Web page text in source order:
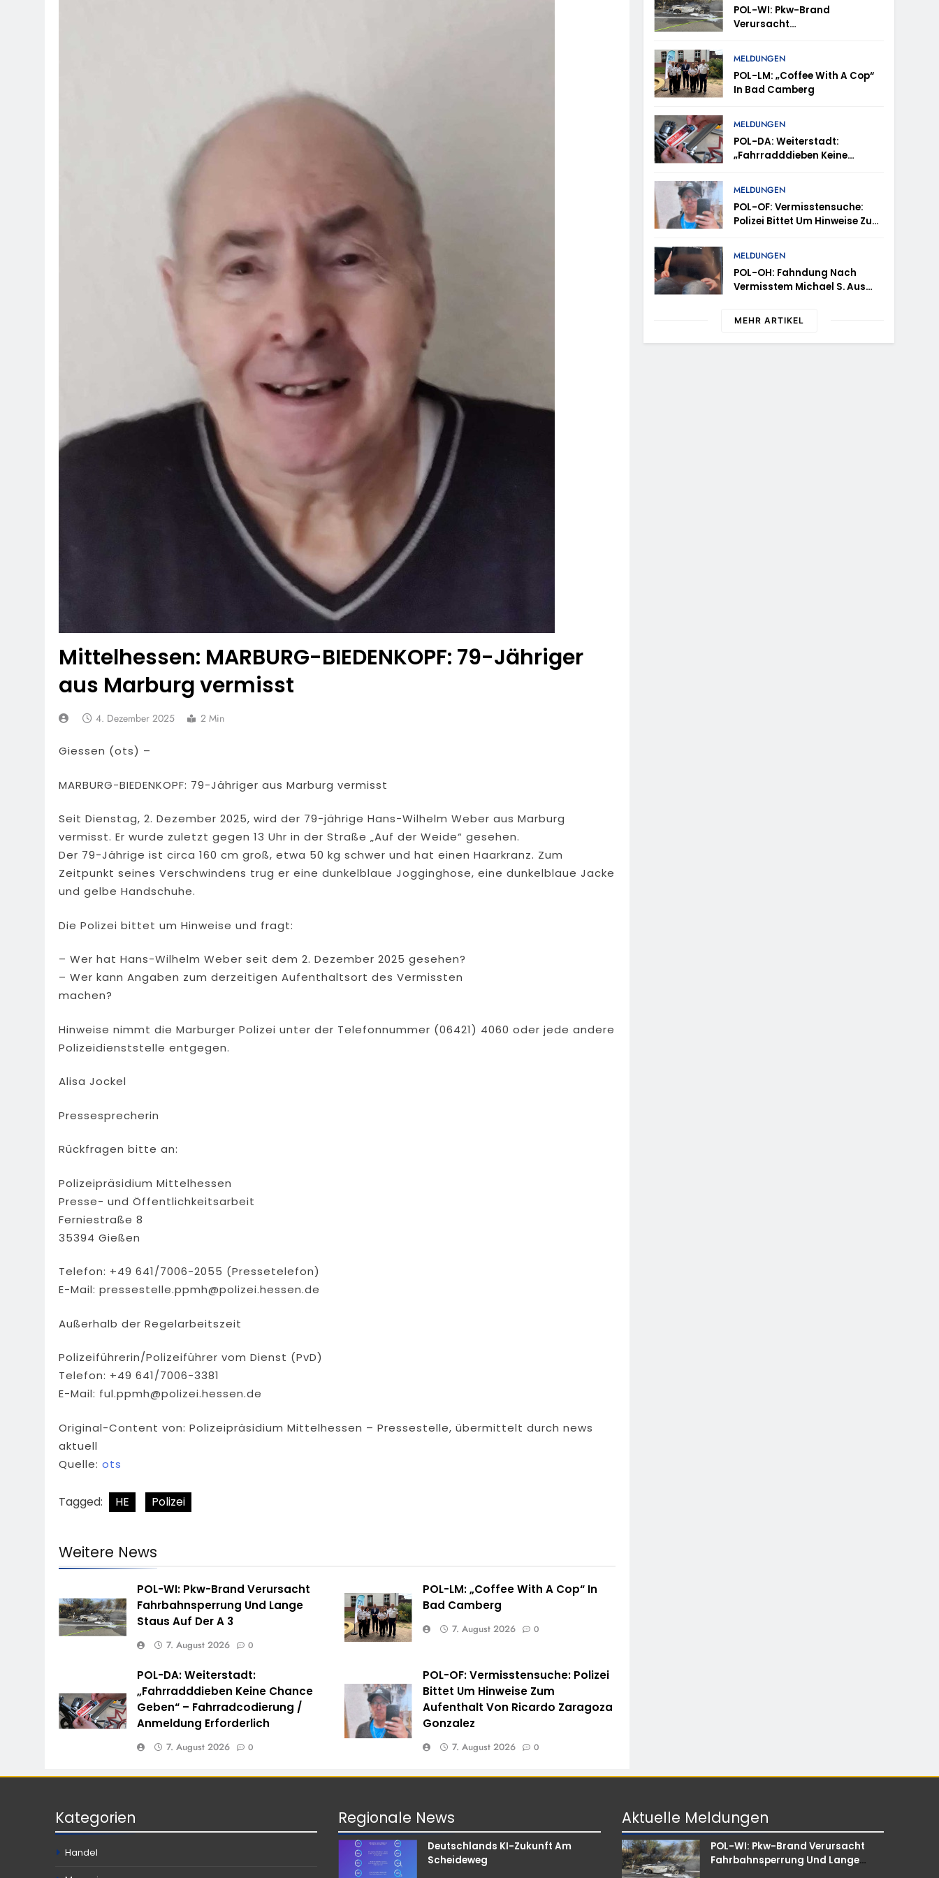
HZA-F: Frankfurter Finanzkontrolle Schwarzarbeit Führt An Drei Tagen Kontrollen Im Gastro- Und Sicherheitsgewerbe
7. August 2026
POL-OH: 25 Jahre Polizeipräsidium Osthessen Jubiläumsfest Am Samstag, 15. August (11-18 Uhr)- Bürgerinnen Und Bürger
Erhalten Spannende Einblicke In Die Polizeiarbeit
Mittelhessen: MARBURG-BIEDENKOPF: Satz Räder Gefunden – Polizei Bittet Um Mithilfe
POL-OH: Die Polizeistation Lauterbach Hat Einen Neuen Leiter: Amtseinführung Von Markus Höfer
POL-HR: Folgemeldung: 74-Jähriger Claus-Peter H. Weiterhin Vermisst – Erneute Veröffentlichung Eines Fotos
6. August 2026
Mittelhessen: MARBURG-BIEDENKOPF: 79-Jähriger
aus Marburg vermisst
4. Dezember 2025 2 Min
Giessen (ots) –
MARBURG-BIEDENKOPF: 79-Jähriger aus Marburg vermisst
Seit Dienstag, 2. Dezember 2025, wird der 79-jährige Hans-Wilhelm Weber aus Marburg
vermisst. Er wurde zuletzt gegen 13 Uhr in der Straße „Auf der Weide“ gesehen.
Der 79-Jährige ist circa 160 cm groß, etwa 50 kg schwer und hat einen Haarkranz. Zum
Zeitpunkt seines Verschwindens trug er eine dunkelblaue Jogginghose, eine dunkelblaue Jacke
und gelbe Handschuhe.
Die Polizei bittet um Hinweise und fragt:
– Wer hat Hans-Wilhelm Weber seit dem 2. Dezember 2025 gesehen?
– Wer kann Angaben zum derzeitigen Aufenthaltsort des Vermissten
machen?
Hinweise nimmt die Marburger Polizei unter der Telefonnummer (06421) 4060 oder jede andere
Polizeidienststelle entgegen.
Alisa Jockel
Pressesprecherin
Rückfragen bitte an:
Polizeipräsidium Mittelhessen
Presse- und Öffentlichkeitsarbeit
Ferniestraße 8
35394 Gießen
Telefon: +49 641/7006-2055 (Pressetelefon)
E-Mail: pressestelle.ppmh@polizei.hessen.de
Außerhalb der Regelarbeitszeit
Polizeiführerin/Polizeiführer vom Dienst (PvD)
Telefon: +49 641/7006-3381
E-Mail: ful.ppmh@polizei.hessen.de
Original-Content von: Polizeipräsidium Mittelhessen – Pressestelle, übermittelt durch news
aktuell
Quelle: ots
Tagged: HE Polizei
Weitere News
POL-WI: Pkw-Brand Verursacht
Fahrbahnsperrung Und Lange
Staus Auf Der A 3
7. August 2026 0
POL-LM: „Coffee With A Cop“ In
Bad Camberg
7. August 2026 0
POL-DA: Weiterstadt:
„Fahrradddieben Keine Chance
Geben“ – Fahrradcodierung /
Anmeldung Erforderlich
7. August 2026 0
POL-OF: Vermisstensuche: Polizei
Bittet Um Hinweise Zum
Aufenthalt Von Ricardo Zaragoza
Gonzalez
7. August 2026 0
POL-WI: Pkw-Brand
Verursacht
MELDUNGEN
POL-LM: „Coffee With A Cop“
In Bad Camberg
MELDUNGEN
POL-DA: Weiterstadt:
„Fahrradddieben Keine
Fahrradcodierung /
Anmeldung Erforderlich
MELDUNGEN
POL-OF: Vermisstensuche:
Polizei Bittet Um Hinweise Zum
Zaragoza Gonzalez
MELDUNGEN
POL-OH: Fahndung Nach
Vermisstem Michael S. Aus
MEHR ARTIKEL
Kategorien
Handel
Regionale News
Deutschlands KI-Zukunft Am
Scheideweg
Aktuelle Meldungen
POL-WI: Pkw-Brand Verursacht
Fahrbahnsperrung Und Lange